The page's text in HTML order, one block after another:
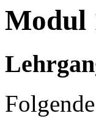
Modul